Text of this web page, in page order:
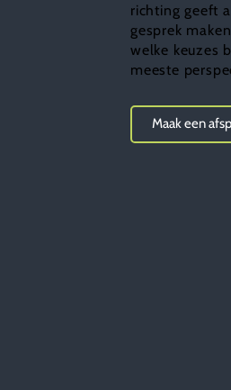
richting geeft
gesprek
welke keuzes
meeste
Maak een